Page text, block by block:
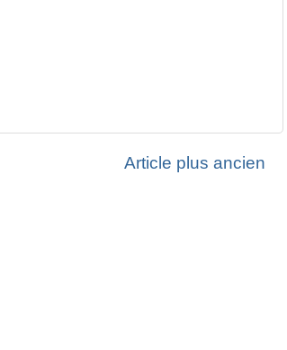
Article plus ancien